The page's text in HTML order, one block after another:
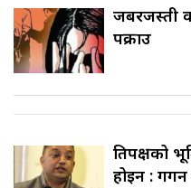
जबरजस्ती
पक्राउ
प्रतिपक्षको
होइन : गगन